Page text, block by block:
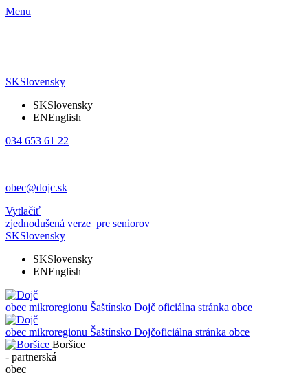
Menu
SKSlovensky
SKSlovensky
ENEnglish
034 653 61 22
obec@dojc.sk
Vytlačiť
zjednodušená verze pre seniorov
SKSlovensky
SKSlovensky
ENEnglish
obec mikroregionu Šaštínsko Dojč oficiálna stránka obce
obec mikroregionu Šaštínsko Dojčoficiálna stránka obce
Boršice
- partnerská
obec